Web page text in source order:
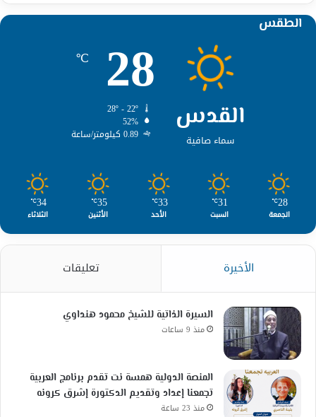
الطقس
القدس
سماء صافية
28
℃
52%
0.89 كيلومتر/ساعة
28
℃
الجمعة
31
℃
السبت
33
℃
الأحد
35
℃
الأثنين
34
℃
الثلاثاء
الأخيرة تعليقات
السيرة الذاتية للشيخ محمود هنداوي
منذ 9 ساعات
المنصة الدولية همسة نت تقدم برنامج العربية
تجمعنا إعداد وتقديم الدكتورة إشرق كرونه
منذ 23 ساعة